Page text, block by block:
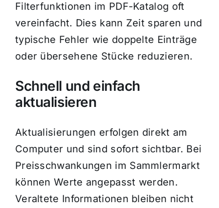
Filterfunktionen im PDF-Katalog oft
vereinfacht. Dies kann Zeit sparen und
typische Fehler wie doppelte Einträge
oder übersehene Stücke reduzieren.
Schnell und einfach
aktualisieren
Aktualisierungen erfolgen direkt am
Computer und sind sofort sichtbar. Bei
Preisschwankungen im Sammlermarkt
können Werte angepasst werden.
Veraltete Informationen bleiben nicht